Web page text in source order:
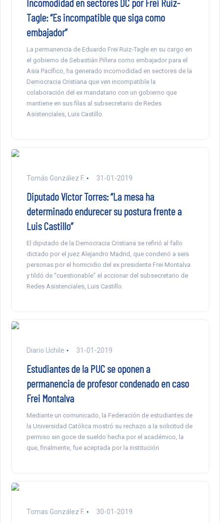
Incomodidad en sectores DC por Frei Ruiz-
Tagle: “Es incompatible que siga como
embajador”
La permanencia de Eduardo Frei Ruiz-Tagle en su cargo en
el gobierno de Sebastián Piñera como embajador para el
Asia Pacífico, ha generado incomodidad en sectores de la
Democracia Cristiana que ven incompatible la
colaboración del ex mandatario con un gobierno que
mantiene en sus filas al subsecretario de Redes
Asistenciales, Luis Castillo.
Tomás González F. 31-01-2019
Diputado Víctor Torres: “La mesa ha
determinado endurecer su postura frente a
Luis Castillo”
El diputado de la Democracia Cristiana se refirió al fallo
dictado por el juez Alejandro Madrid, que condenó a seis
personas por el homicidio del ex presidente Frei Montalva
y tildó de “cuestionable” el accionar del subsecretario de
Redes Asistenciales, Luis Castillo.
Diario Uchile 31-01-2019
Estudiantes de la PUC se oponen a
permanencia de profesor condenado en caso
Frei Montalva
Mediante un comunicado, la Federación de estudiantes de
la Universidad Católica mostró su rechazo a la solicitud de
permiso sin goce de sueldo hecha por el académico, la
que, finalmente, fue aceptada por la institución
Tomas González F. 30-01-2019